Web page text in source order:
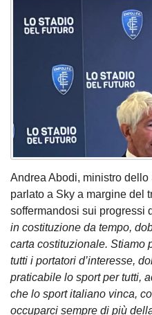
Andrea Abodi, ministro
parlato a Sky a margine del
soffermandosi sui progressi
in costituzione da tempo,
carta costituzionale. Stiamo
tutti i portatori d’interesse,
praticabile lo sport per tutti,
che lo sport italiano vinca,
occuparci sempre di più